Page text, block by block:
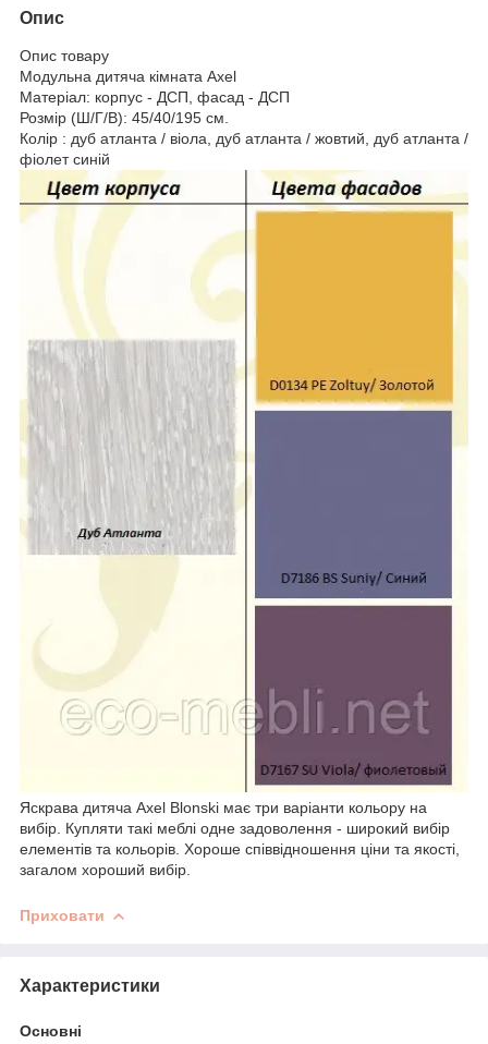
Опис
Опис товару
Модульна дитяча кімната Axel
Матеріал: корпус - ДСП, фасад - ДСП
Розмір (Ш/Г/В): 45/40/195 см.
Колір : дуб атланта / віола, дуб атланта / жовтий, дуб атланта /
фіолет синій
Яскрава дитяча Axel Blonski має три варіанти кольору на
вибір. Купляти такі меблі одне задоволення - широкий вибір
елементів та кольорів. Хороше співвідношення ціни та якості,
загалом хороший вибір.
Приховати
Характеристики
Основні